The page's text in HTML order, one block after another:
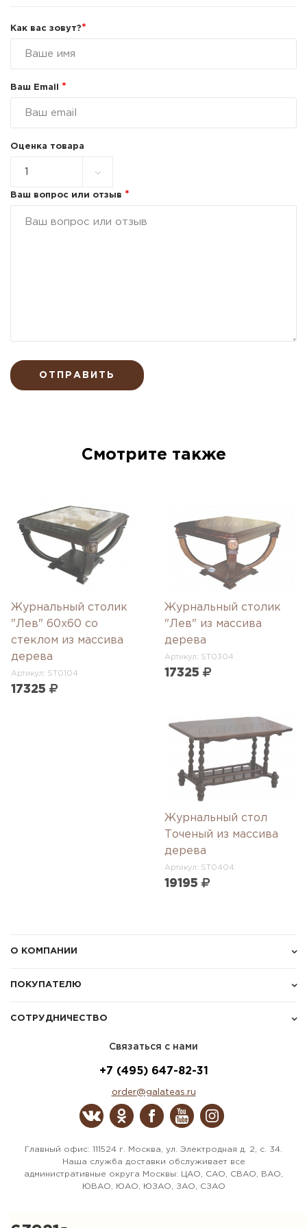
Как вас зовут?*
Ваш Email *
Оценка товара
Ваш вопрос или отзыв *
ОТПРАВИТЬ
Смотрите также
Журнальный столик
"Лев" 60x60 со
стеклом из массива
дерева
Артикул: ST0104
17325
Журнальный столик
"Лев" из массива
дерева
Артикул: ST0304
17325
Журнальный стол
Точеный из массива
дерева
Артикул: ST0404
19195
О КОМПАНИИ
ПОКУПАТЕЛЮ
СОТРУДНИЧЕСТВО
Связаться с нами
+7 (495) 647-82-31
order@galateas.ru
Главный офис: 111524 г. Москва, ул. Электродная д. 2, с. 34.
Наша служба доставки обслуживает все
административные округа Москвы: ЦАО, САО, СВАО, ВАО,
ЮВАО, ЮАО, ЮЗАО, ЗАО, СЗАО